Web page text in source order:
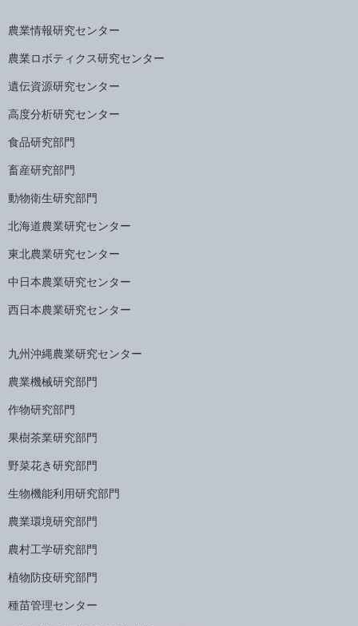
農業情報研究センター
農業ロボティクス研究センター
遺伝資源研究センター
高度分析研究センター
食品研究部門
畜産研究部門
動物衛生研究部門
北海道農業研究センター
東北農業研究センター
中日本農業研究センター
西日本農業研究センター
九州沖縄農業研究センター
農業機械研究部門
作物研究部門
果樹茶業研究部門
野菜花き研究部門
生物機能利用研究部門
農業環境研究部門
農村工学研究部門
植物防疫研究部門
種苗管理センター